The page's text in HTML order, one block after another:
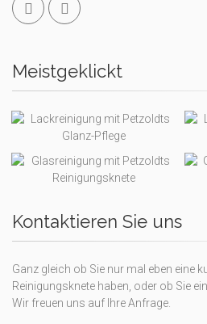
Meistgeklickt
Kontaktieren Sie uns
Ganz gleich ob Sie nur mal eben eine
Reinigungsknete haben, oder ob Sie
Wir freuen uns auf Ihre Anfrage.